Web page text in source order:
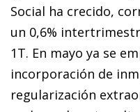
Social ha crecido,
un 0,6%
1T. En mayo ya se
incorporación de
regularización